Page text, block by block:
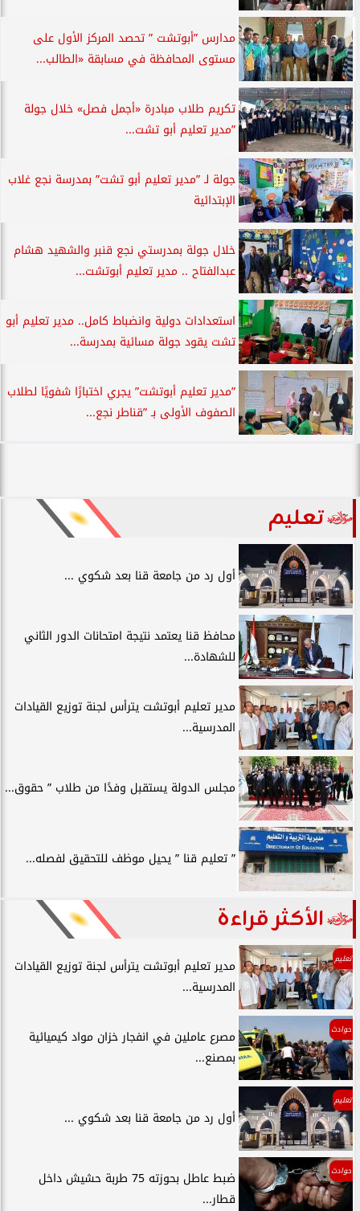
مدارس ”أبوتشت ” تحصد المركز الأول على
مستوى المحافظة في مسابقة «الطالب...
تكريم طلاب مبادرة «أجمل فصل» خلال جولة
”مدير تعليم أبو تشت...
جولة لـ ”مدير تعليم أبو تشت” بمدرسة نجع غلاب
الإبتدائية
خلال جولة بمدرستي نجع قنبر والشهيد هشام
عبدالفتاح .. مدير تعليم أبوتشت...
استعدادات دولية وانضباط كامل.. مدير تعليم أبو
تشت يقود جولة مسائية بمدرسة...
”مدير تعليم أبوتشت” يجري اختبارًا شفويًا لطلاب
الصفوف الأولى بـ ”قناطر نجع...
تعليم
أول رد من جامعة قنا بعد شكوي ...
محافظ قنا يعتمد نتيجة امتحانات الدور الثاني
للشهادة...
مدير تعليم أبوتشت يترأس لجنة توزيع القيادات
المدرسية...
مجلس الدولة يستقبل وفدًا من طلاب ” حقوق...
” تعليم قنا ” يحيل موظف للتحقيق لفصله...
الأكثر قراءة
تعليم
مدير تعليم أبوتشت يترأس لجنة توزيع القيادات
المدرسية...
حوادث
مصرع عاملين في انفجار خزان مواد كيميائية
بمصنع...
تعليم
أول رد من جامعة قنا بعد شكوي ...
حوادث
ضبط عاطل بحوزته 75 طربة حشيش داخل
قطار...